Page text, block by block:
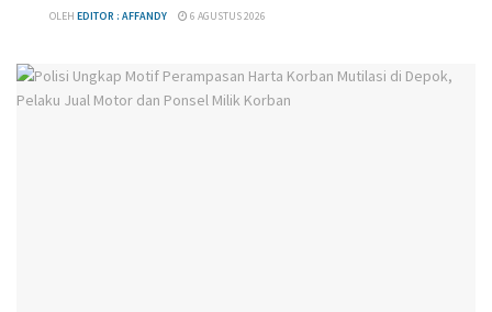
OLEH EDITOR : AFFANDY 6 AGUSTUS 2026